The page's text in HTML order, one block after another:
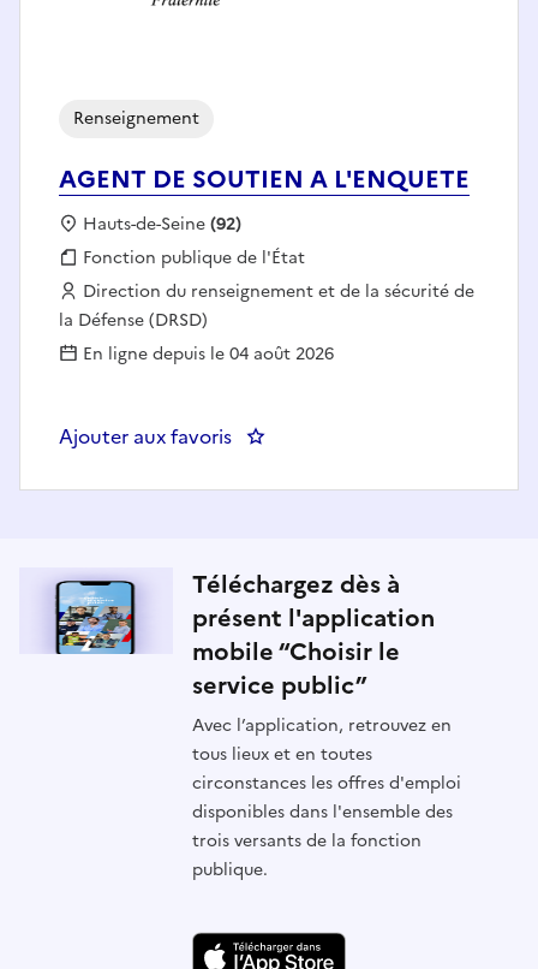
AGENT DE SOUTIEN A L'ENQUETE
Renseignement
Localisation :
Hauts-de-Seine(92)
Fonction publique :
Fonction publique de l'État
Employeur :
Direction du renseignement et de la sécurité de
la Défense (DRSD)
En ligne depuis le 04 août 2026
Ajouter aux favoris : AGENT DE SOUTIEN A
Téléchargez dès à
présent l'application
mobile “Choisir le
service public”
Avec l’application, retrouvez en
tous lieux et en toutes
circonstances les offres d'emploi
disponibles dans l'ensemble des
trois versants de la fonction
publique.